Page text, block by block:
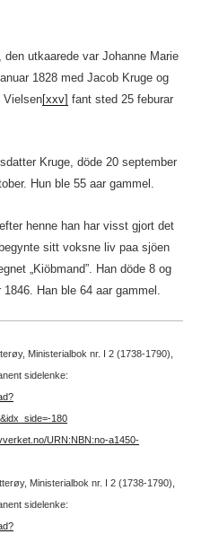
utkaarede var Johanne Marie
1828 med Jacob Kruge og
Vielsen[xxv] fant sted 25 feburar
Kruge, döde 20 september
Hun ble 55 aar gammel.
henne han har visst gjort det
sitt voksne liv paa sjöen
„Kiöbmand”. Han döde 8 og
1846. Han ble 64 aar gammel.
Ministerialbok nr. I 2 (1738-1790),
sidelenke:
180
URN:NBN:no-a1450-
Ministerialbok nr. I 2 (1738-1790),
sidelenke: